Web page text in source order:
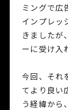
ミングで広
インプレッ
きましたが
ーに受け入
今回、それ
てより良い
う経緯から、